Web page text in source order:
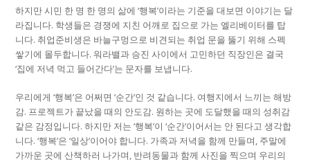
하지만 시민 한 명 한 명의 삶에 ‘행복’이라는 기준을 대보면 이야기는 달
라집니다. 학생들은 경쟁에 지친 어깨로 집으로 가는 엘리베이터를 탑
니다. 취업준비생은 바늘구멍으로 비견되는 취업 문을 뚫기 위해 스펙
쌓기에 몰두합니다. 워라밸과 승진 사이에서 고민하던 직장인은 결국
‘집에 저녁 먹고 들어간다’는 문자를 보냅니다.
우리에게 ‘행복’은 어쩌면 ‘순간’인 것 같습니다. 여행지에서 느끼는 해방
감. 프로젝트가 끝났을 때의 안도감. 원하는 곳에 도달했을 때의 성취감
같은 감정입니다. 하지만 저는 ‘행복’이 ‘순간’이어서는 안 된다고 생각합
니다. ‘행복’은 ‘일상’이어야 합니다. 가족과 저녁을 함께 만들며, 주말에
가까운 곳에 산책하러 나가며, 반려동물과 함께 사진을 찍으며 우리의